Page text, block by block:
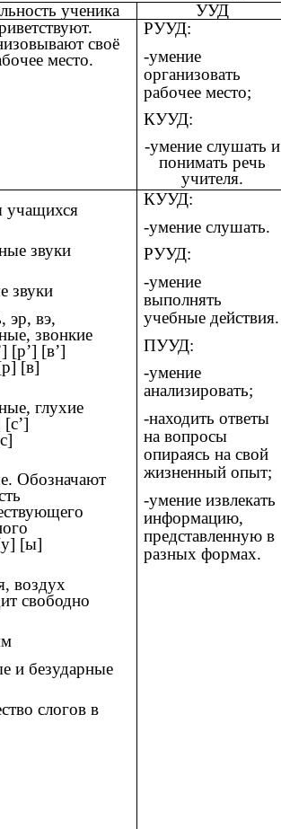
ученика
УУД
своё
место.
РУУД:
-умение
организовать
рабочее место;
КУУД:
-умение слушать и
понимать речь
учителя.
учащихся
звуки
звуки
эр, вэ,
звонкие
[р’] [в’]
[в]
глухие
[с’]
Обозначают
[ы]
воздух
свободно
и безударные
слогов в
КУУД:
-умение слушать.
РУУД:
-умение
выполнять
учебные действия.
ПУУД:
-умение
анализировать;
-находить ответы
на вопросы
опираясь на свой
жизненный опыт;
-умение извлекать
информацию,
представленную в
разных формах.